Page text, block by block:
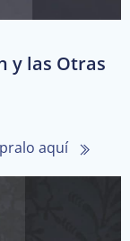
y las Otras
aquí